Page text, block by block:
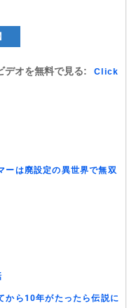
デオを無料で見る:
Click
ーは廃設定の異世界で無双
から10年がたったら伝説に